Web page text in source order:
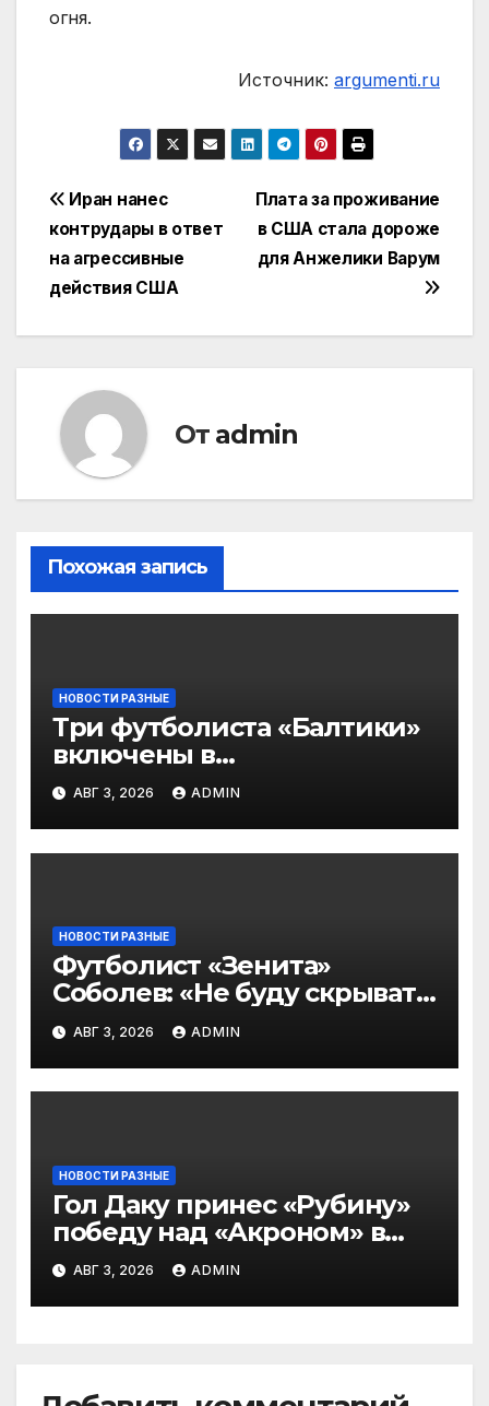
огня.
Источник: argumenti.ru
Навигация
по
записям
Плата за проживание
в США стала дороже
для Анжелики Варум
Иран нанес
контрудары в ответ
на агрессивные
действия США
От admin
Похожая запись
НОВОСТИ РАЗНЫЕ
Три футболиста «Балтики»
включены в
символическую сборную
2‑го тура РПЛ по версии
подписчиков МАТЧ
ПРЕМЬЕР
АВГ 3, 2026 ADMIN
НОВОСТИ РАЗНЫЕ
Футболист «Зенита»
Соболев: «Не буду скрывать
— в Оренбурге всегда
тяжело играть»
АВГ 3, 2026 ADMIN
НОВОСТИ РАЗНЫЕ
Гол Даку принес «Рубину»
победу над «Акроном» в
матче РПЛ
АВГ 3, 2026 ADMIN